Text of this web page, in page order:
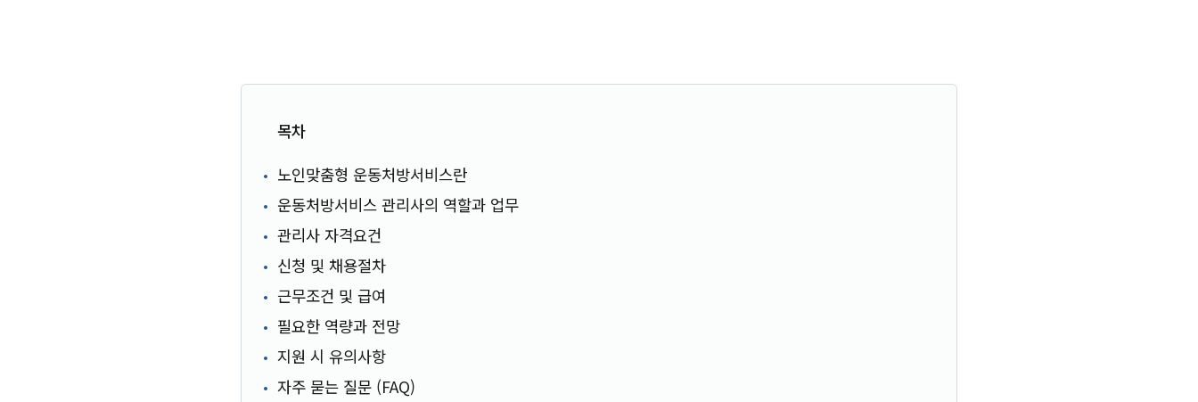
목차
노인맞춤형 운동처방서비스란
운동처방서비스 관리사의 역할과 업무
관리사 자격요건
신청 및 채용절차
근무조건 및 급여
필요한 역량과 전망
지원 시 유의사항
자주 묻는 질문 (FAQ)